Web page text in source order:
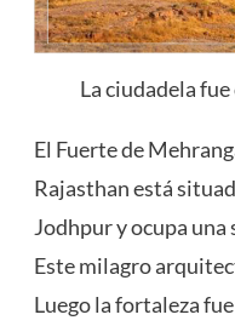
La ciudadela
El Fuerte de
Rajasthan está
Jodhpur y ocupa una
Este milagro
Luego la fortaleza